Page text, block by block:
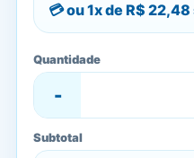
ou 1x de R$ 22,48
Quantidade
-
Subtotal